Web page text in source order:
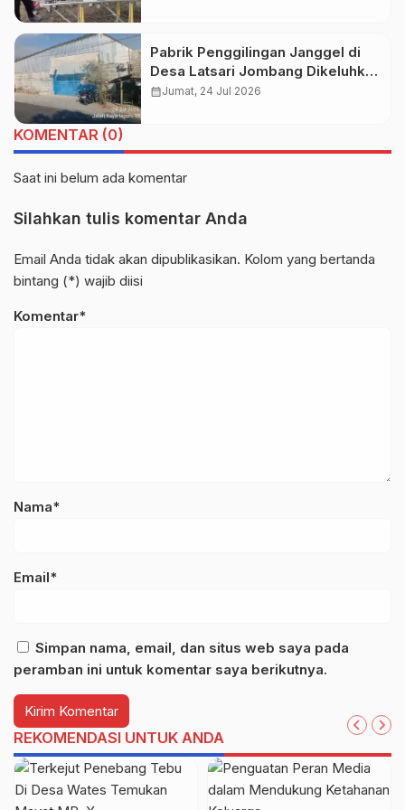
Pabrik Penggilingan Janggel di
Desa Latsari Jombang Dikeluhkan
Warga akibat Polusi Debu
calendar_monthJumat, 24 Jul 2026
KOMENTAR (0)
Saat ini belum ada komentar
Silahkan tulis komentar Anda
Email Anda tidak akan dipublikasikan. Kolom yang bertanda
bintang (*) wajib diisi
Komentar*
Nama*
Email*
Simpan nama, email, dan situs web saya pada
peramban ini untuk komentar saya berikutnya.
REKOMENDASI UNTUK ANDA